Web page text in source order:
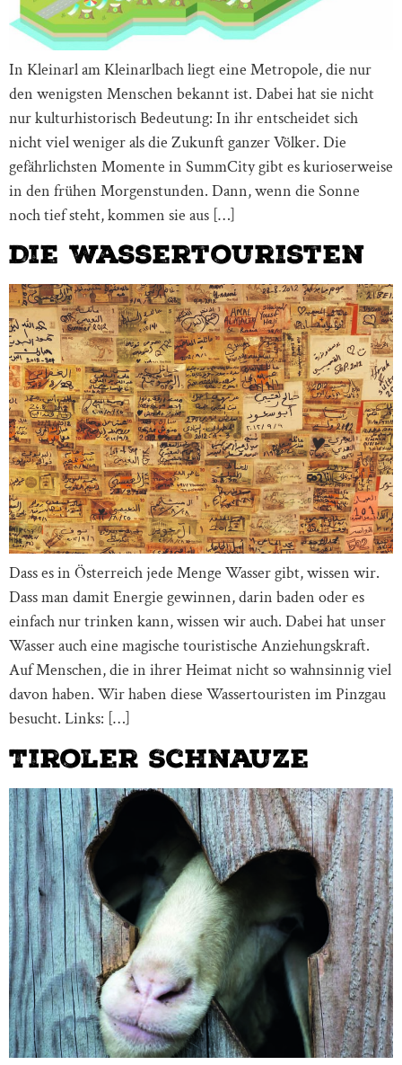
In Kleinarl am Kleinarlbach liegt eine Metropole, die nur
den wenigsten Menschen bekannt ist. Dabei hat sie nicht
nur kulturhistorisch Bedeutung: In ihr entscheidet sich
nicht viel weniger als die Zukunft ganzer Völker. Die
gefährlichsten Momente in SummCity gibt es kurioserweise
in den frühen Morgenstunden. Dann, wenn die Sonne
noch tief steht, kommen sie aus […]
Die Wassertouristen
Dass es in Österreich jede Menge Wasser gibt, wissen wir.
Dass man damit Energie gewinnen, darin baden oder es
einfach nur trinken kann, wissen wir auch. Dabei hat unser
Wasser auch eine magische touristische Anziehungskraft.
Auf Menschen, die in ihrer Heimat nicht so wahnsinnig viel
davon haben. Wir haben diese Wassertouristen im Pinzgau
besucht. Links: […]
Tiroler Schnauze